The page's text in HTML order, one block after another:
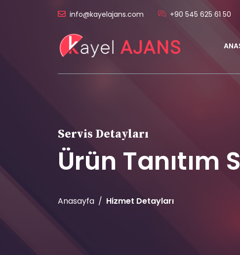
info@kayelajans.com +90 545 625 61 50
Servis Detayları
Ürün Tanıtım
Anasayfa Hizmet Detayları